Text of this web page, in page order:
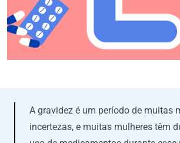
A gravidez é um período de muitas
incertezas, e muitas mulheres têm